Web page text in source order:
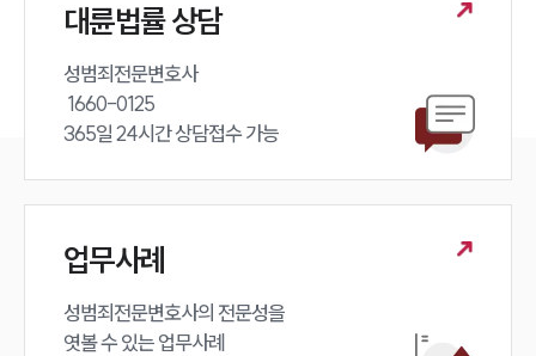
주요 업무사례
사례분석/최신동향
고객후기
업무분야
대륜법률 상담
성범죄전문변호사
365일 24시간 상담접수 가능
업무사례
성범죄전문변호사의 전문성을
엿볼 수 있는 업무사례